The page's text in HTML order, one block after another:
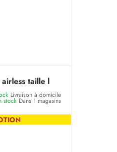
taille l
Livraison à domicile
stock Dans 1 magasins